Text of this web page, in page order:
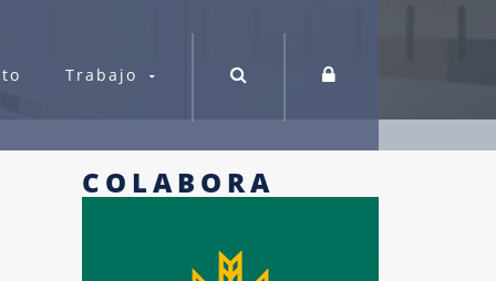
Trabajo
Orientación profesional
COLABORA